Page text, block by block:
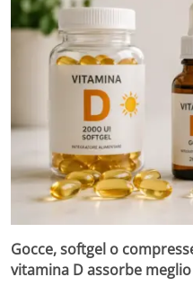
Gocce, softgel o
vitamina D assorbe meglio